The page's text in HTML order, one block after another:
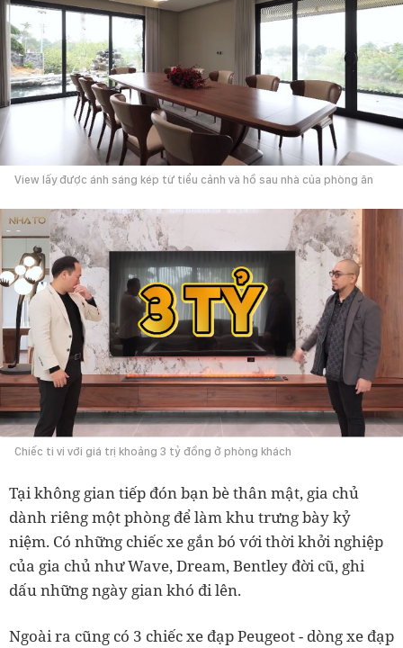
View lấy được ánh sáng kép từ tiểu cảnh và hồ sau nhà của phòng ăn
Chiếc ti vi với giá trị khoảng 3 tỷ đồng ở phòng khách
Tại không gian tiếp đón bạn bè thân mật, gia chủ
dành riêng một phòng để làm khu trưng bày kỷ
niệm. Có những chiếc xe gắn bó với thời khởi nghiệp
của gia chủ như Wave, Dream, Bentley đời cũ, ghi
dấu những ngày gian khó đi lên.
Ngoài ra cũng có 3 chiếc xe đạp Peugeot - dòng xe đạp